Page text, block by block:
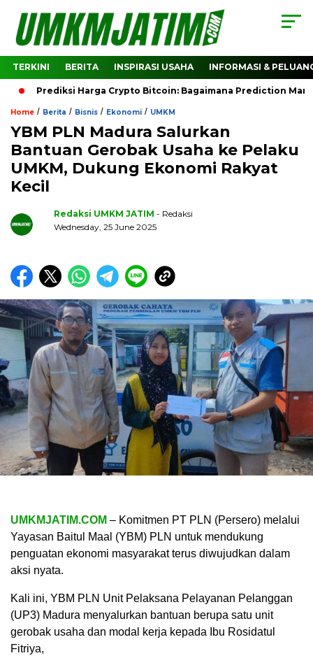
TERKINI BERITA INSPIRASI USAHA INFORMASI &
Prediksi Harga Crypto Bitcoin: Bagaimana Prediction Market
Home / Berita / Bisnis / Ekonomi / UMKM
YBM PLN Madura Salurkan
Bantuan Gerobak Usaha ke Pelaku
UMKM, Dukung Ekonomi Rakyat
Kecil
Redaksi UMKM JATIM - Redaksi
Wednesday, 25 June 2025
UMKMJATIM.COM – Komitmen PT PLN (Persero) melalui
Yayasan Baitul Maal (YBM) PLN untuk mendukung
penguatan ekonomi masyarakat terus diwujudkan dalam
aksi nyata.
Kali ini, YBM PLN Unit Pelaksana Pelayanan Pelanggan
(UP3) Madura menyalurkan bantuan berupa satu unit
gerobak usaha dan modal kerja kepada Ibu Rosidatul
Fitriya,